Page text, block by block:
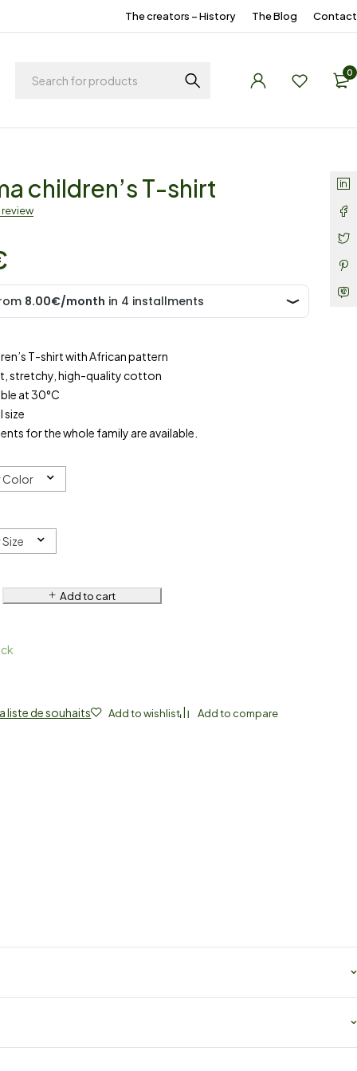
The creators – History The Blog Contact
0
children’s T-shirt
review
T-shirt with African pattern
stretchy, high-quality cotton
at 30°C
size
for the whole family are available.
Color
Add to cart
liste de souhaits